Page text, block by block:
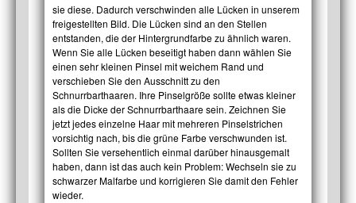
sie diese. Dadurch verschwinden alle Lücken in unserem
freigestellten Bild. Die Lücken sind an den Stellen
entstanden, die der Hintergrundfarbe zu ähnlich waren.
Wenn Sie alle Lücken beseitigt haben dann wählen Sie
einen sehr kleinen Pinsel mit weichem Rand und
verschieben Sie den Ausschnitt zu den
Schnurrbarthaaren. Ihre Pinselgröße sollte etwas kleiner
als die Dicke der Schnurrbarthaare sein. Zeichnen Sie
jetzt jedes einzelne Haar mit mehreren Pinselstrichen
vorsichtig nach, bis die grüne Farbe verschwunden ist.
Sollten Sie versehentlich einmal darüber hinausgemalt
haben, dann ist das auch kein Problem: Wechseln sie zu
schwarzer Malfarbe und korrigieren Sie damit den Fehler
wieder.